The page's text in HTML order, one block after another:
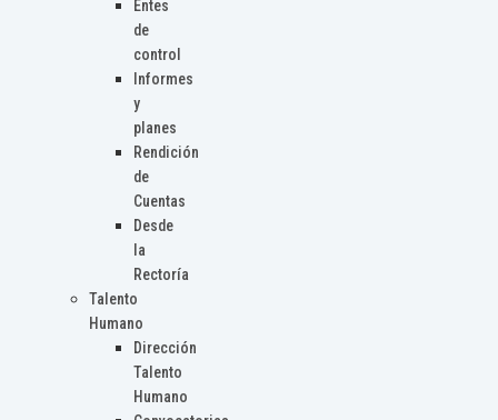
Entes
de
control
Informes
y
planes
Rendición
de
Cuentas
Desde
la
Rectoría
Talento
Humano
Dirección
Talento
Humano